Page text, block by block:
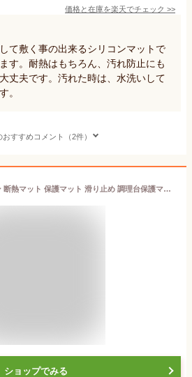
価格と在庫を楽天でチェック >>
て敷く事の出来るシリコンマットで
す。耐熱はもちろん、汚れ防止にも
丈夫です。汚れた時は、水洗いして
。
おすすめコメント（2件）
耐熱マット キッチン 断熱マット 保護マット 滑り止め 調理台保護マット 亀裂防止 ノンフライヤー 電子レンジ用 シリコン フェルト
ショップでみる